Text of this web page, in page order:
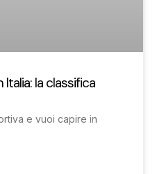
la classifica
e vuoi capire in